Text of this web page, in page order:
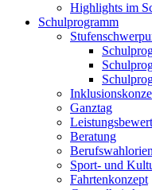
Highlights im
Schulprogramm
Ganztag
Beratung
Sport- und
Fahrtenkonzept